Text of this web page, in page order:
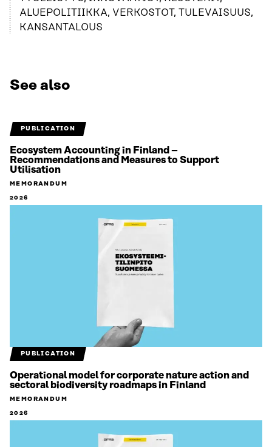
ALUEPOLITIIKKA, VERKOSTOT, TULEVAISUUS,
KANSANTALOUS
See also
PUBLICATION
Ecosystem Accounting in Finland –
Recommendations and Measures to Support
Utilisation
MEMORANDUM
2026
PUBLICATION
Operational model for corporate nature action and
sectoral biodiversity roadmaps in Finland
MEMORANDUM
2026